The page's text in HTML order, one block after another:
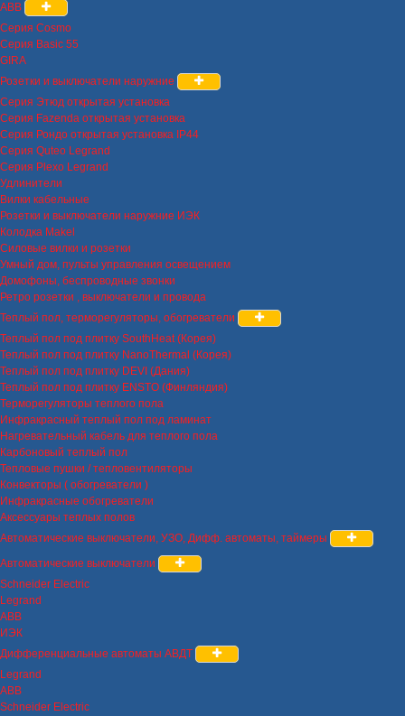
ABB
Серия Cosmo
Серия Basic 55
GIRA
Розетки и выключатели наружние
Серия Этюд открытая установка
Серия Fazenda открытая установка
Серия Рондо открытая установка IP44
Серия Quteo Legrand
Серия Plexo Legrand
Удлинители
Вилки кабельные
Розетки и выключатели наружние ИЭК
Колодка Makel
Силовые вилки и розетки
Умный дом, пульты управления освещением
Домофоны, беспроводные звонки
Ретро розетки , выключатели и провода
Теплый пол, терморегуляторы, обогреватели
Теплый пол под плитку SouthHeat (Корея)
Теплый пол под плитку NanoThermal (Корея)
Теплый пол под плитку DEVI (Дания)
Теплый пол под плитку ENSTO (Финляндия)
Терморегуляторы теплого пола
Инфракрасный теплый пол под ламинат
Нагревательный кабель для теплого пола
Карбоновый теплый пол
Тепловые пушки / тепловентиляторы
Конвекторы ( обогреватели )
Инфракрасные обогреватели
Аксессуары теплых полов
Автоматические выключатели, УЗО, Дифф. автоматы, таймеры
Автоматические выключатели
Schneider Electric
Legrand
ABB
ИЭК
Дифференциальные автоматы АВДТ
Legrand
ABB
Schneider Electric